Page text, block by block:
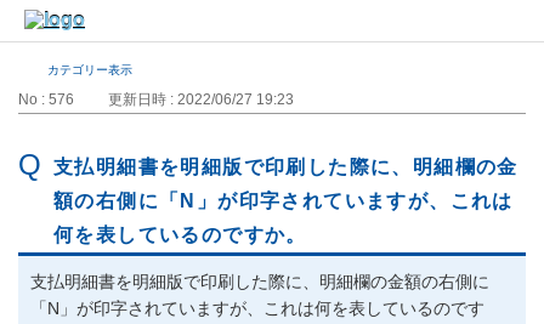
カテゴリー表示
No : 576 更新日時 : 2022/06/27 19:23
支払明細書を明細版で印刷した際に、明細欄の金
額の右側に「N」が印字されていますが、これは
何を表しているのですか。
支払明細書を明細版で印刷した際に、明細欄の金額の右側に
「N」が印字されていますが、これは何を表しているのです